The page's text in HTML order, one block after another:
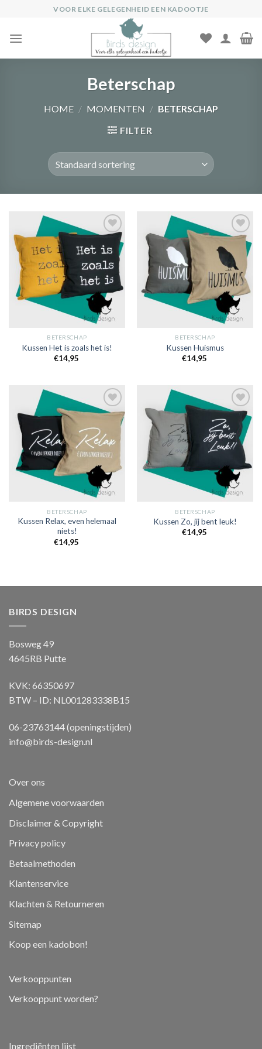
inhoud
VOOR ELKE GELEGENHEID EEN KADOOTJE
Beterschap
HOME / MOMENTEN / BETERSCHAP
FILTER
aan
verlanglijst
BETERSCHAP
Kussen Het is zoals het is!
€14,95
Toevoegen
aan
verlanglijst
BETERSCHAP
Kussen Huismus
€14,95
Toevoegen
verlanglijst
BETERSCHAP
Kussen Relax, even helemaal
niets!
€14,95
Toevoegen
aan
verlanglijst
BETERSCHAP
Kussen Zo, jij bent leuk!
€14,95
BIRDS DESIGN
Bosweg 49
4645RB Putte
KVK: 66350697
BTW – ID: NL001283338B15
06-23763144 (openingstijden)
info@birds-design.nl
Over ons
Algemene voorwaarden
Disclaimer & Copyright
Privacy policy
Betaalmethoden
Klantenservice
Klachten & Retourneren
Sitemap
Koop een kadobon!
Verkooppunten
Verkooppunt worden?
Ingrediënten lijst